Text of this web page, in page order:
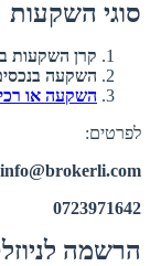
סוגי השקעות
קרן השקעות
השקעה
השקעה או
לפרטים:
info@brokerli.com
0723971642
הרשמה